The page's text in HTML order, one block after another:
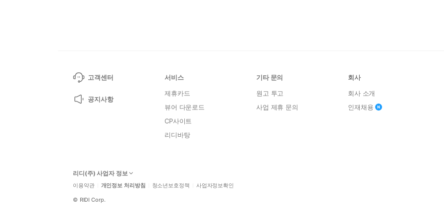
고객센터
공지사항
서비스
제휴카드
뷰어 다운로드
CP사이트
리디바탕
기타 문의
원고 투고
사업 제휴 문의
회사
회사 소개
인재채용
리디(주) 사업자 정보
이용약관 개인정보 처리방침 청소년보호정책 사업자정보확인
© RIDI Corp.